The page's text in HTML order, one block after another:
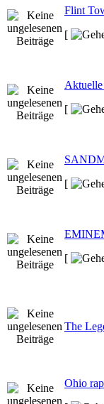
Flint
[
Aktuelle
[
[
[
The
Ohio